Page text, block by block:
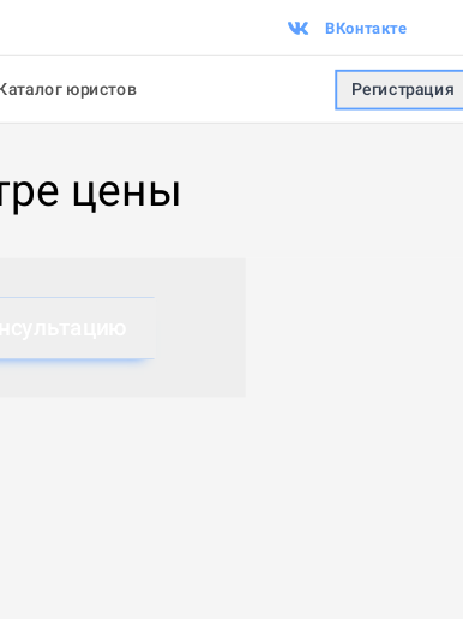
ВКонтакте
юристов Регистрация
цены